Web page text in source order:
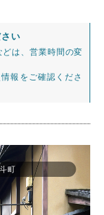
い
は、営業時間の変
報をご確認くださ
町